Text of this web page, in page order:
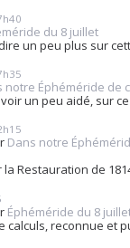
du 8 juillet
un peu plus sur
notre Éphéméride de
un peu aidé, sur
Dans notre
Restauration de
Éphéméride du 8
calculs, reconnue et